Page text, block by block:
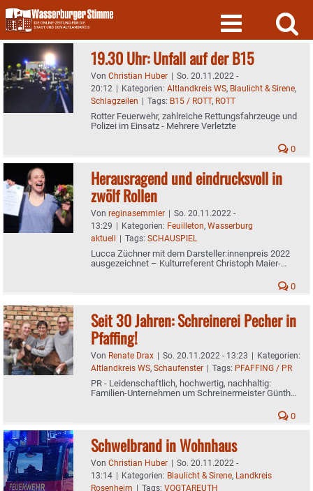
Skip
to
content
19.30 Uhr: Unfall auf der B15
Von Christian Huber | So. 20.11.2022 -
20:12 | Kategorien: Altlandkreis WS, Blaulicht & Sirene,
Schlagzeilen | Tags: B15 / ROTT, ROTT
Rotter Feuerwehr, zahlreiche Rettungsfahrzeuge und
Polizei im Einsatz - Mehrere Verletzte
0
Herausragend und eindrucksvoll in
zwölf Rollen
Von reginasemmler | So. 20.11.2022 -
13:29 | Kategorien: Feuilleton, Wasserburg
aktuell | Tags: SCHAUSPIEL
Lucca Züchner mit dem Darsteller:innenpreis 2022
ausgezeichnet – Kulturreferent Christoph Maier-
0
Seit 30 Jahren: Schreinerei Pecher in
Pfaffing!
Von Renate Drax | So. 20.11.2022 - 13:23 | Kategorien:
Altlandkreis WS, Schaufenster | Tags: PFAFFING / PR
PR - Leidenschaftlich, hochwertig, nachhaltig:
Familien-Unternehmen um Schreinermeister Günther
0
Schwelbrand in Wohnhaus
Von Christian Huber | So. 20.11.2022 -
13:14 | Kategorien: Blaulicht & Sirene, Landkreis
Rosenheim | Tags: VOGTAREUTH